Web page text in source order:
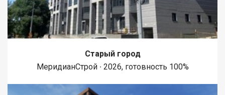
Старый город
МеридианСтрой ∙ 2026, готовность 100%